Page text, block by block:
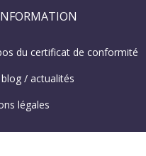
du certificat de conformité
/ actualités
légales